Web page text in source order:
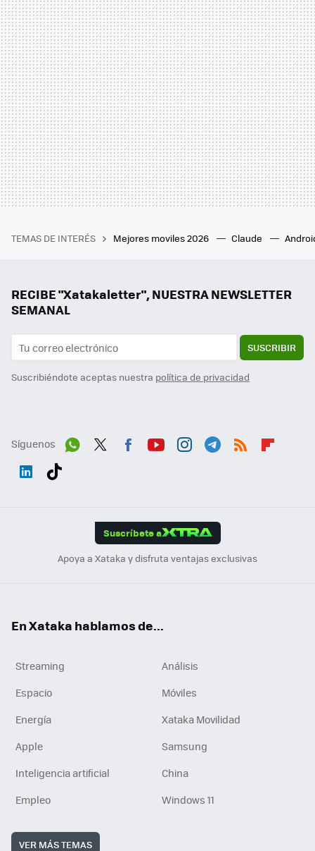
TEMAS DE INTERÉS Mejores moviles 2026 Claude
RECIBE "Xatakaletter", NUESTRA NEWSLETTER
SEMANAL
SUSCRIBIR
Suscribiéndote aceptas nuestra política de privacidad
Síguenos
Suscríbete a
Apoya a Xataka y disfruta ventajas exclusivas
En Xataka hablamos de...
Streaming
Análisis
Espacio
Móviles
Energía
Xataka Movilidad
Apple
Samsung
Inteligencia artificial
China
Empleo
Windows 11
VER MÁS TEMAS